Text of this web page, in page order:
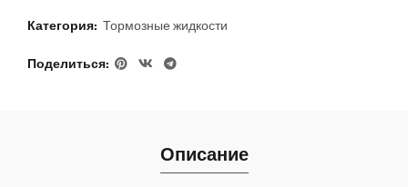
Категория: Тормозные жидкости
Поделиться
Описание